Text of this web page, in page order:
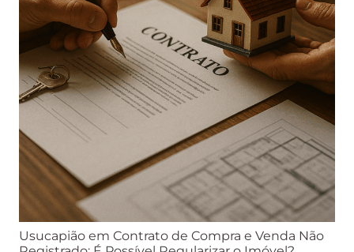
Usucapião em Contrato de Compra e Venda Não